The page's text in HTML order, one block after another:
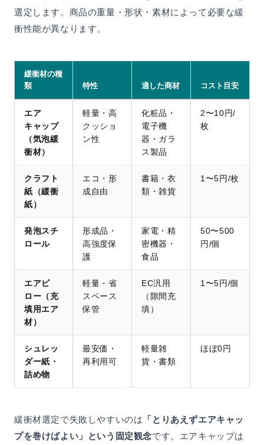
選定します。商品の重量・形状・素材によって必要な緩
衝性能が異なります。
緩衝材の種
類
特性 適した商材 コスト目安
エア
キャップ
（気泡緩
衝材）
軽量・高
クッショ
ン性
化粧品・
電子機
器・ガラ
ス製品
2〜10円/
枚
クラフト
紙（緩衝
紙）
エコ・形
成自由
書籍・衣
類・雑貨
1〜5円/枚
発泡スチ
ロール
形成品・
高強度保
護
家電・精
密機器・
食品
50〜500
円/個
エアピ
ロー（充
填用エア
材）
軽量・省
スペース
保管
EC汎用
（隙間充
填）
1〜5円/個
シュレッ
ダー紙・
詰め物
最安価・
再利用可
軽量雑
貨・書類
ほぼ0円
緩衝材選定で失敗しやすいのは 「とりあえずエアキャッ
プを巻けばよい」という固定観念です。エアキャップは